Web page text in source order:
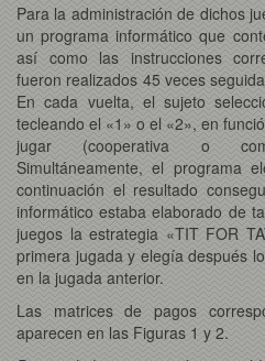
Para la administración de dichos
un programa informático que
así como las instrucciones
fueron realizados 45 veces
En cada vuelta, el sujeto
tecleando el «1» o el «2», en
jugar (cooperativa o
Simultáneamente, el programa
continuación el resultado
informático estaba elaborado de
juegos la estrategia «TIT FOR
primera jugada y elegía después
en la jugada anterior.
Las matrices de pagos
aparecen en las Figuras 1 y 2.